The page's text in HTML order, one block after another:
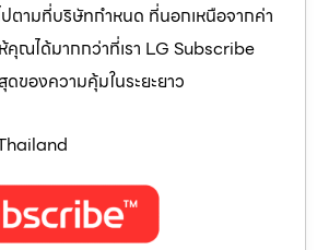
ปตามที่บริษัทกำหนด ที่นอกเหนือจากค่า
คุณได้มากกว่าที่เรา LG Subscribe
ของความคุ้มในระยะยาว